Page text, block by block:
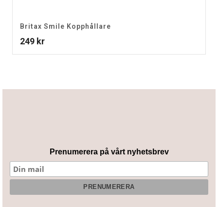
Britax Smile Kopphållare
249 kr
Prenumerera på vårt nyhetsbrev